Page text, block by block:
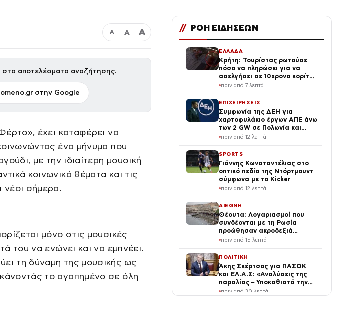
Α Α Α
αποτελέσματα αναζήτησης.
στην Google
έχει καταφέρει να
ένα μήνυμα που
με την ιδιαίτερη μουσική
κοινωνικά θέματα και τις
νέοι σήμερα.
μόνο στις μουσικές
του να ενώνει και να εμπνέει.
τη δύναμη της μουσικής ως
το αγαπημένο σε όλη
// ΡΟΗ ΕΙΔΗΣΕΩΝ
ΕΛΛΑΔΑ
Κρήτη: Τουρίστας ρωτούσε
πόσο να πληρώσει για να
ασελγήσει σε 10χρονο κορίτσι
σε αυλή επιχείρησης
πριν από 7 λεπτά
ΕΠΙΧΕΙΡΗΣΕΙΣ
Συμφωνία της ΔΕΗ για
χαρτοφυλάκιο έργων ΑΠΕ άνω
των 2 GW σε Πολωνία και
Ουγγαρία
πριν από 12 λεπτά
SPORTS
Γιάννης Κωνσταντέλιας στο
οπτικό πεδίο της Ντόρτμουντ
σύμφωνα με το Kicker
πριν από 12 λεπτά
ΔΙΕΘΝΗ
Θέουτα: Λογαριασμοί που
συνδέονται με τη Ρωσία
προώθησαν ακροδεξιά
αφηγήματα στη
σύμφωνα με ανάλυση
πριν από 15 λεπτά
ΠΟΛΙΤΙΚΗ
Άκης Σκέρτσος για ΠΑΣΟΚ
και ΕΛ.Α.Σ: «Αναλύσεις της
παραλίας – Υποκαθιστά την
οικονομική ανάλυση με
πολιτική προπαγάνδα»
πριν από 30 λεπτά